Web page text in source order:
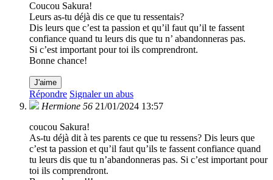
Coucou Sakura!
Leurs as-tu déjà dis ce que tu ressentais?
Dis leurs que c’est ta passion et qu’il faut qu’il te fassent
confiance quand tu leurs dis que tu n’ abandonneras pas.
Si c’est important pour toi ils comprendront.
Bonne chance!
J'aime
Répondre Signaler un abus
Hermione 56 21/01/2024 13:57
coucou Sakura!
As-tu déjà dit à tes parents ce que tu ressens? Dis leurs que
c’est ta passion et qu’il faut qu’ils te fassent confiance quand
tu leurs dis que tu n’abandonneras pas. Si c’est important pour
toi ils comprendront.